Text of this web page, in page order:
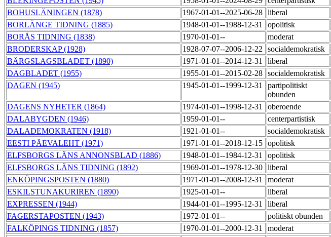
BOHUSLÄNINGEN (1878) 1967-01-01--2025-06-28 liberal
BORLÄNGE TIDNING (1885) 1948-01-01--1988-12-31 opolitisk
BORÅS TIDNING (1838) 1970-01-01-- moderat
BRODERSKAP (1928) 1928-07-07--2006-12-22 socialdemokratisk
BÄRGSLAGSBLADET (1890) 1971-01-01--2014-12-31 liberal
DAGBLADET (1955) 1955-01-01--2015-02-28 socialdemokratisk
DAGEN (1945) 1945-01-01--1999-12-31
partipolitiskt
obunden
DAGENS NYHETER (1864) 1974-01-01--1998-12-31 oberoende
DALABYGDEN (1946) 1959-01-01-- centerpartistisk
DALADEMOKRATEN (1918) 1921-01-01-- socialdemokratisk
EESTI PÄEVALEHT (1971) 1971-01-01--2018-12-15 opolitisk
ELFSBORGS LÄNS ANNONSBLAD (1886) 1948-01-01--1984-12-31 opolitisk
ELFSBORGS LÄNS TIDNING (1892) 1969-01-01--1978-12-30 liberal
ENKÖPINGSPOSTEN (1880) 1971-01-01--2008-12-31 moderat
ESKILSTUNAKURIREN (1890) 1925-01-01-- liberal
EXPRESSEN (1944) 1944-01-01--1995-12-31 liberal
FAGERSTAPOSTEN (1943) 1972-01-01-- politiskt obunden
FALKÖPINGS TIDNING (1857) 1970-01-01--2000-12-31 moderat